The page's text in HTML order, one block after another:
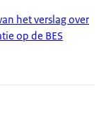
het verslag over
op de BES